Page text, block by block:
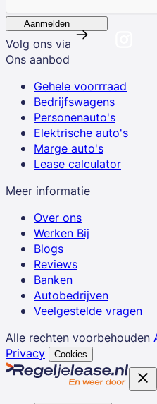
Aanmelden
Volg ons via
Ons aanbod
Gehele voorrraad
Bedrijfswagens
Personenauto's
Elektrische auto's
Marge auto's
Lease calculator
Meer informatie
Over ons
Werken Bij
Blogs
Reviews
Banken
Autobedrijven
Veelgestelde vragen
Alle rechten voorbehouden
Privacy
Cookies